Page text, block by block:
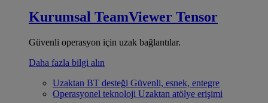
Kurumsal TeamViewer Tensor
Güvenli operasyon için uzak bağlantılar.
Daha fazla bilgi alın
Uzaktan BT desteği Güvenli, esnek, entegre
Operasyonel teknoloji Uzaktan atölye erişimi